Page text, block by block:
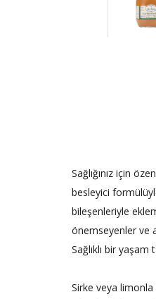
Sağlığınız için
besleyici
bileşenleriyle
önemseyenler ve
Sağlıklı bir
Sirke veya limonla